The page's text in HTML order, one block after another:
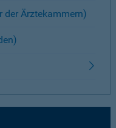
der Ärztekammern)